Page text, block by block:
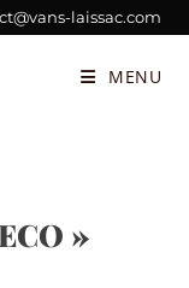
laissac.com
MENU
»